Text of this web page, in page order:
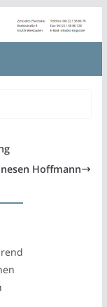
Hoffmann